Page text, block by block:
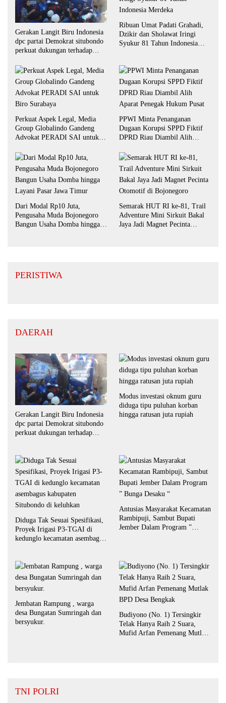
Gerakan Langit Biru Indonesia
dpc partai Demokrat situbondo
perkuat dukungan terhadap
Ribuan Umat Padati Grahadi,
Dzikir dan Sholawat Iringi
Syukur 81 Tahun Indonesia
Perkuat Aspek Legal, Media
Group Globalindo Gandeng
Advokat PERADI SAI untuk
PPWI Minta Penanganan
Dugaan Korupsi SPPD Fiktif
DPRD Riau Diambil Alih
Dari Modal Rp10 Juta,
Pengusaha Muda Bojonegoro
Bangun Usaha Domba hingga
Semarak HUT RI ke-81, Trail
Adventure Mini Sirkuit Bakal
Jaya Jadi Magnet Pecinta
PERISTIWA
DAERAH
Gerakan Langit Biru Indonesia
dpc partai Demokrat situbondo
perkuat dukungan terhadap
Modus investasi oknum guru
diduga tipu puluhan korban
hingga ratusan juta rupiah
Diduga Tak Sesuai Spesifikasi,
Proyek Irigasi P3-TGAI di
kedunglo kecamatan asembagus
Antusias Masyarakat Kecamatan
Rambipuji, Sambut Bupati
Jember Dalam Program ”
Jembatan Rampung , warga
desa Bungatan Sumringah dan
bersyukur.
Budiyono (No. 1) Tersingkir
Telak Hanya Raih 2 Suara,
Mufid Arfan Pemenang Mutlak
TNI POLRI